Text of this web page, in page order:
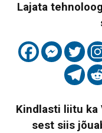
Lajata
Kindlasti liitu ka
sest siis